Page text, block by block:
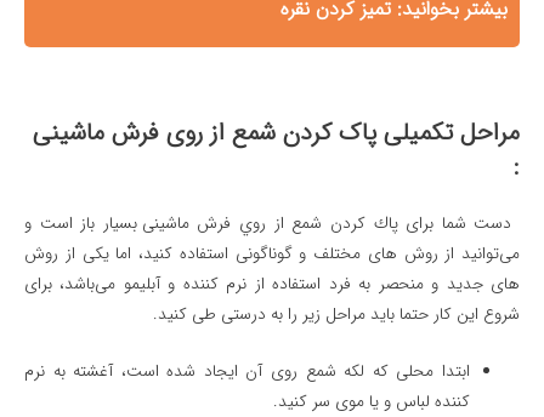
بیشتر بخوانید: تمیز کردن نقره
مراحل تکمیلیپاک كردن شمع از روی فرشماشینی
:
دست شما برایپاك كردن شمع از روي فرش ماشینی بسیار باز است و
می‌توانید از روش های مختلف و گوناگونی استفاده کنید، اما یکی از روش
های جدید و منحصر به فرد استفاده از نرم کننده و آبلیمو می‌باشد، برای
شروع این کار حتما باید مراحل زیر را به درستی طی کنید.
ابتدا محلی که لکه شمع روی آن ایجاد شده است، آغشته به نرم
کننده لباس و یا موی سر کنید.